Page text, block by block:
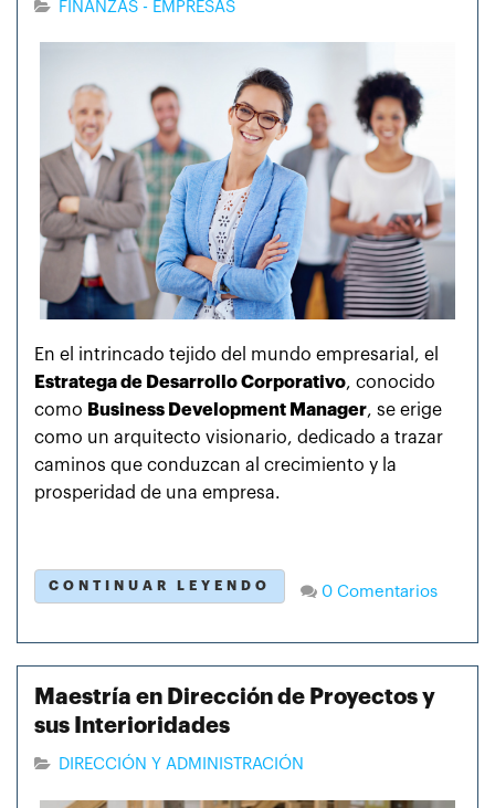
FINANZAS - EMPRESAS
En el intrincado tejido del mundo empresarial, el
Estratega de Desarrollo Corporativo, conocido
como Business Development Manager, se erige
como un arquitecto visionario, dedicado a trazar
caminos que conduzcan al crecimiento y la
prosperidad de una empresa.
CONTINUAR LEYENDO 0 Comentarios
Maestría en Dirección de Proyectos y
sus Interioridades
DIRECCIÓN Y ADMINISTRACIÓN